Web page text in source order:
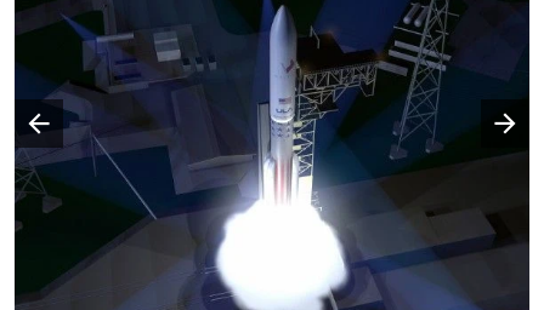
Poprzedni slajd
Następny slajd